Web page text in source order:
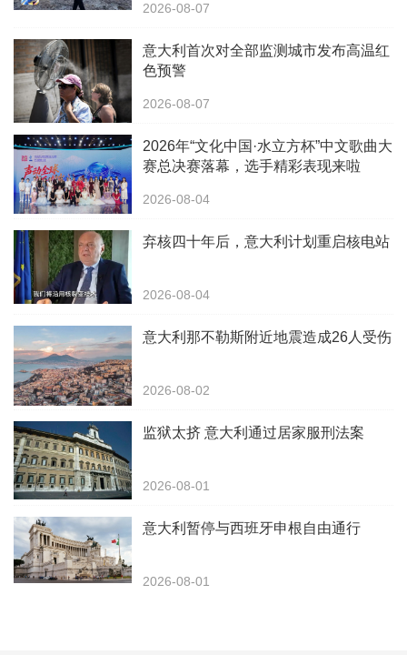
2026-08-07
意大利首次对全部监测城市发布高温红
色预警
2026-08-07
2026年“文化中国·水立方杯”中文歌曲大
赛总决赛落幕，选手精彩表现来啦
2026-08-04
弃核四十年后，意大利计划重启核电站
2026-08-04
意大利那不勒斯附近地震造成26人受伤
2026-08-02
监狱太挤 意大利通过居家服刑法案
2026-08-01
意大利暂停与西班牙申根自由通行
2026-08-01